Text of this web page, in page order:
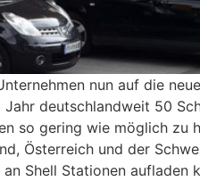
nun auf die
deutschlandweit 50
so gering wie möglich zu
Österreich und der
Shell Stationen aufladen